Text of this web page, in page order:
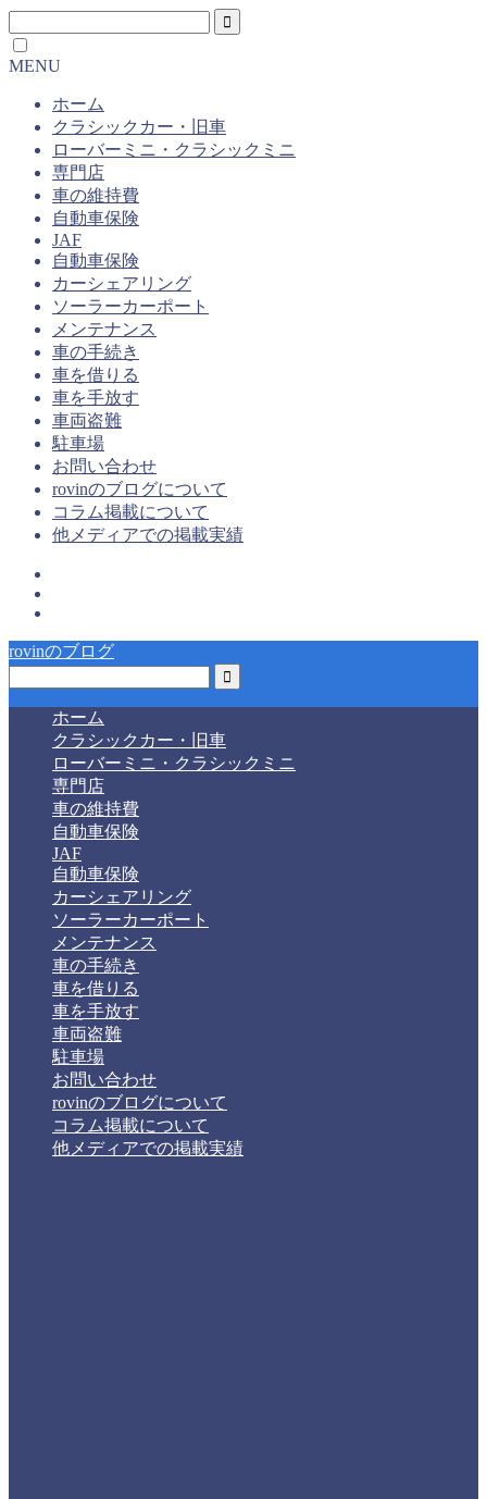
MENU
ホーム
クラシックカー・旧車
ローバーミニ・クラシックミニ
専門店
車の維持費
自動車保険
JAF
自動車保険
カーシェアリング
ソーラーカーポート
メンテナンス
車の手続き
車を借りる
車を手放す
車両盗難
駐車場
お問い合わせ
rovinのブログについて
コラム掲載について
他メディアでの掲載実績
rovinのブログ
ホーム
クラシックカー・旧車
ローバーミニ・クラシックミニ
専門店
車の維持費
自動車保険
JAF
自動車保険
カーシェアリング
ソーラーカーポート
メンテナンス
車の手続き
車を借りる
車を手放す
車両盗難
駐車場
お問い合わせ
rovinのブログについて
コラム掲載について
他メディアでの掲載実績